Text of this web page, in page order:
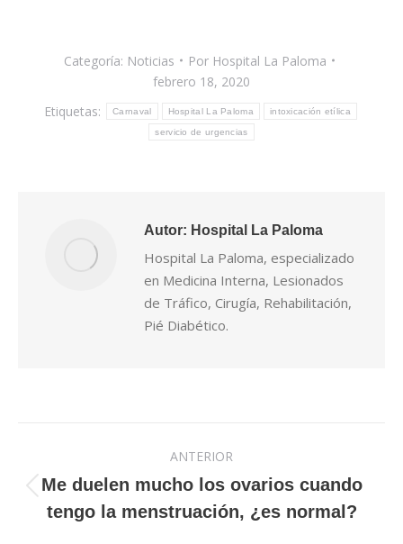
Categoría: Noticias Por Hospital La Paloma
febrero 18, 2020
Etiquetas:
Carnaval Hospital La Paloma intoxicación etílica
servicio de urgencias
Autor: Hospital La Paloma
Hospital La Paloma, especializado
en Medicina Interna, Lesionados
de Tráfico, Cirugía, Rehabilitación,
Pié Diabético.
entre
publicaciones
ANTERIOR
Publicación
anterior:
Me duelen mucho los ovarios cuando
tengo la menstruación, ¿es normal?